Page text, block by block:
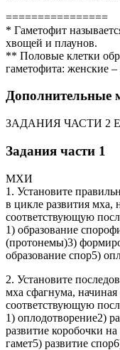
================
* Гаметофит
хвощей и плаунов.
** Половые клетки
гаметофита: женские
Дополнительные
ЗАДАНИЯ ЧАСТИ 2
Задания части 1
МХИ
1. Установите
в цикле развития мха,
соответствующую
1) образование
(протонемы)3)
образование спор5)
2. Установите
мха сфагнума,
соответствующую
1) оплодотворение2)
развитие коробочки
гамет5) развитие